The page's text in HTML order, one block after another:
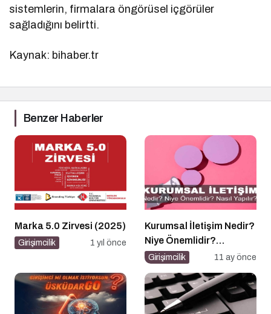
sistemlerin, firmalara öngörüsel içgörüler
sağladığını belirtti.
Kaynak: bihaber.tr
Benzer Haberler
Marka 5.0 Zirvesi (2025)
Girişimcilik 1 yıl önce
Kurumsal İletişim Nedir?
Niye Önemlidir?
Kurumsal İletişim Nasıl
Girişimcilik 11 ay önce